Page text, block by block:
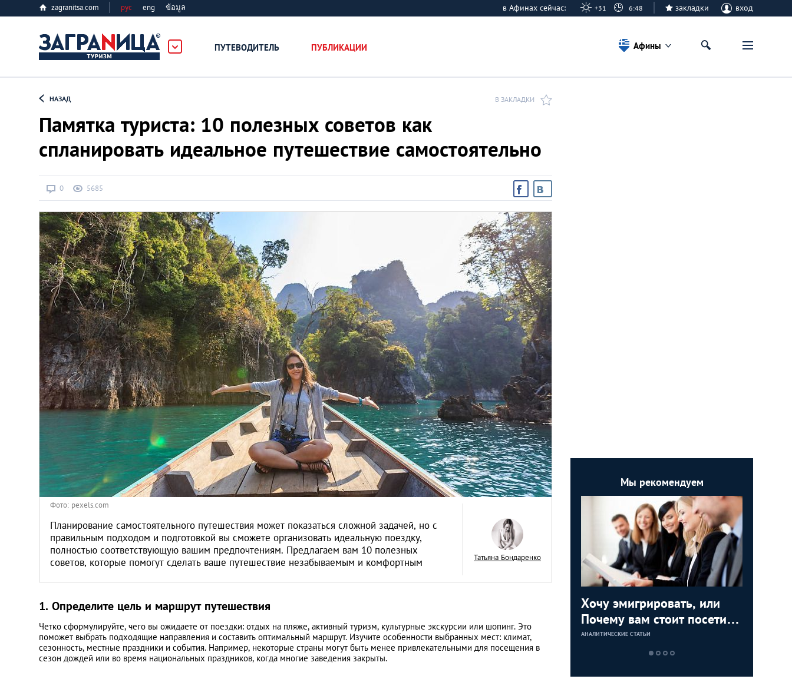
zagranitsa.com рус eng ข้อมูล в Афинах сейчас: +31 6:48 закладки вход
ПУТЕВОДИТЕЛЬ ПУБЛИКАЦИИ
Алматы
Афины
Киев
Лондон
Лос-Анджелес
Москва
Париж
Паттайя
Пхукет
Санкт-Петербург
Афины
НАЗАД В ЗАКЛАДКИ
Памятка туриста: 10 полезных советов как
спланировать идеальное путешествие самостоятельно
0 5685
Фото: pexels.com
Планирование самостоятельного путешествия может показаться сложной задачей, но с
правильным подходом и подготовкой вы сможете организовать идеальную поездку,
полностью соответствующую вашим предпочтениям. Предлагаем вам 10 полезных
советов, которые помогут сделать ваше путешествие незабываемым и комфортным
Татьяна Бондаренко
1. Определите цель и маршрут путешествия
Четко сформулируйте, чего вы ожидаете от поездки: отдых на пляже, активный туризм, культурные экскурсии или шопинг. Это
поможет выбрать подходящие направления и составить оптимальный маршрут. Изучите особенности выбранных мест: климат,
сезонность, местные праздники и события. Например, некоторые страны могут быть менее привлекательными для посещения в
сезон дождей или во время национальных праздников, когда многие заведения закрыты.
Мы рекомендуем
Хочу эмигрировать, или
Почему вам стоит посетить
выставку-конференцию
International Emigration
АНАЛИТИЧЕСКИЕ СТАТЬИ
КУЛЬТУРА